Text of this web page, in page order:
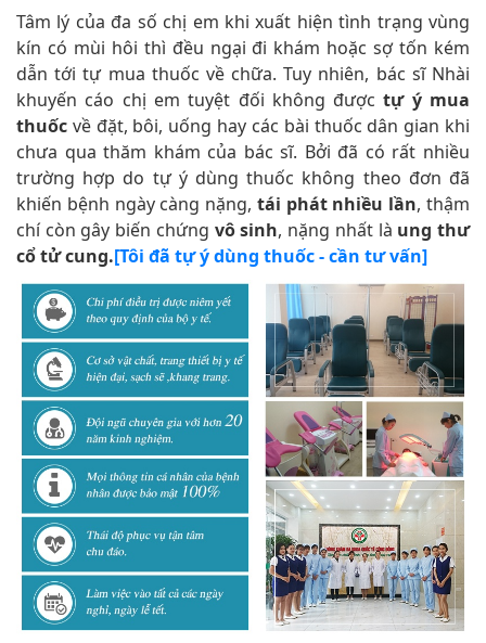
Tâm lý của đa số chị em khi xuất hiện tình trạng vùng
kín có mùi hôi thì đều ngại đi khám hoặc sợ tốn kém
dẫn tới tự mua thuốc về chữa. Tuy nhiên, bác sĩ Nhài
khuyến cáo chị em tuyệt đối không đượctự ý mua
thuốc về đặt, bôi, uống hay các bài thuốc dân gian khi
chưa qua thăm khám của bác sĩ. Bởi đã có rất nhiều
trường hợp do tự ý dùng thuốc không theo đơn đã
khiến bệnh ngày càng nặng, tái phát nhiều lần, thậm
chí còn gây biến chứng vô sinh, nặng nhất là ung thư
cổ tử cung.[Tôi đã tự ý dùng thuốc - cần tư vấn]